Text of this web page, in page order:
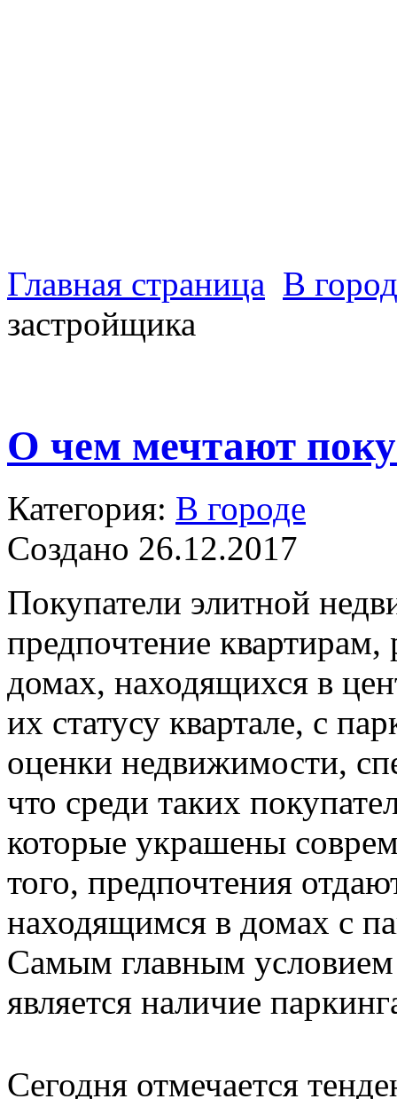
Главная страница В
застройщика
О чем мечтают
Категория: В городе
Создано 26.12.2017
Покупатели элитной
предпочтение
домах, находящихся в
их статусу квартале, с
оценки недвижимости,
что среди таких
которые украшены
того, предпочтения
находящимся в домах с
Самым главным условием
является наличие
Сегодня отмечается